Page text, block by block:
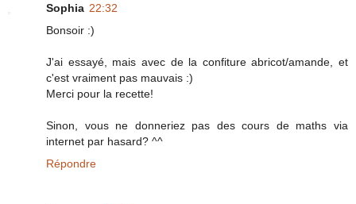
Sophia 22:32
Bonsoir :)
J'ai essayé, mais avec de la confiture abricot/amande, et
c'est vraiment pas mauvais :)
Merci pour la recette!
Sinon, vous ne donneriez pas des cours de maths via
internet par hasard? ^^
Répondre